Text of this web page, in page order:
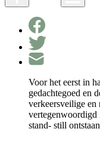
Voor het eerst in
gedachtegoed en
verkeersveilige en
vertegenwoordigd
stand- still